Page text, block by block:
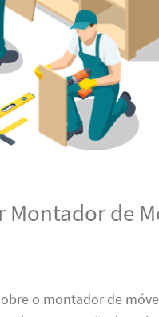
Montador de
o montador de